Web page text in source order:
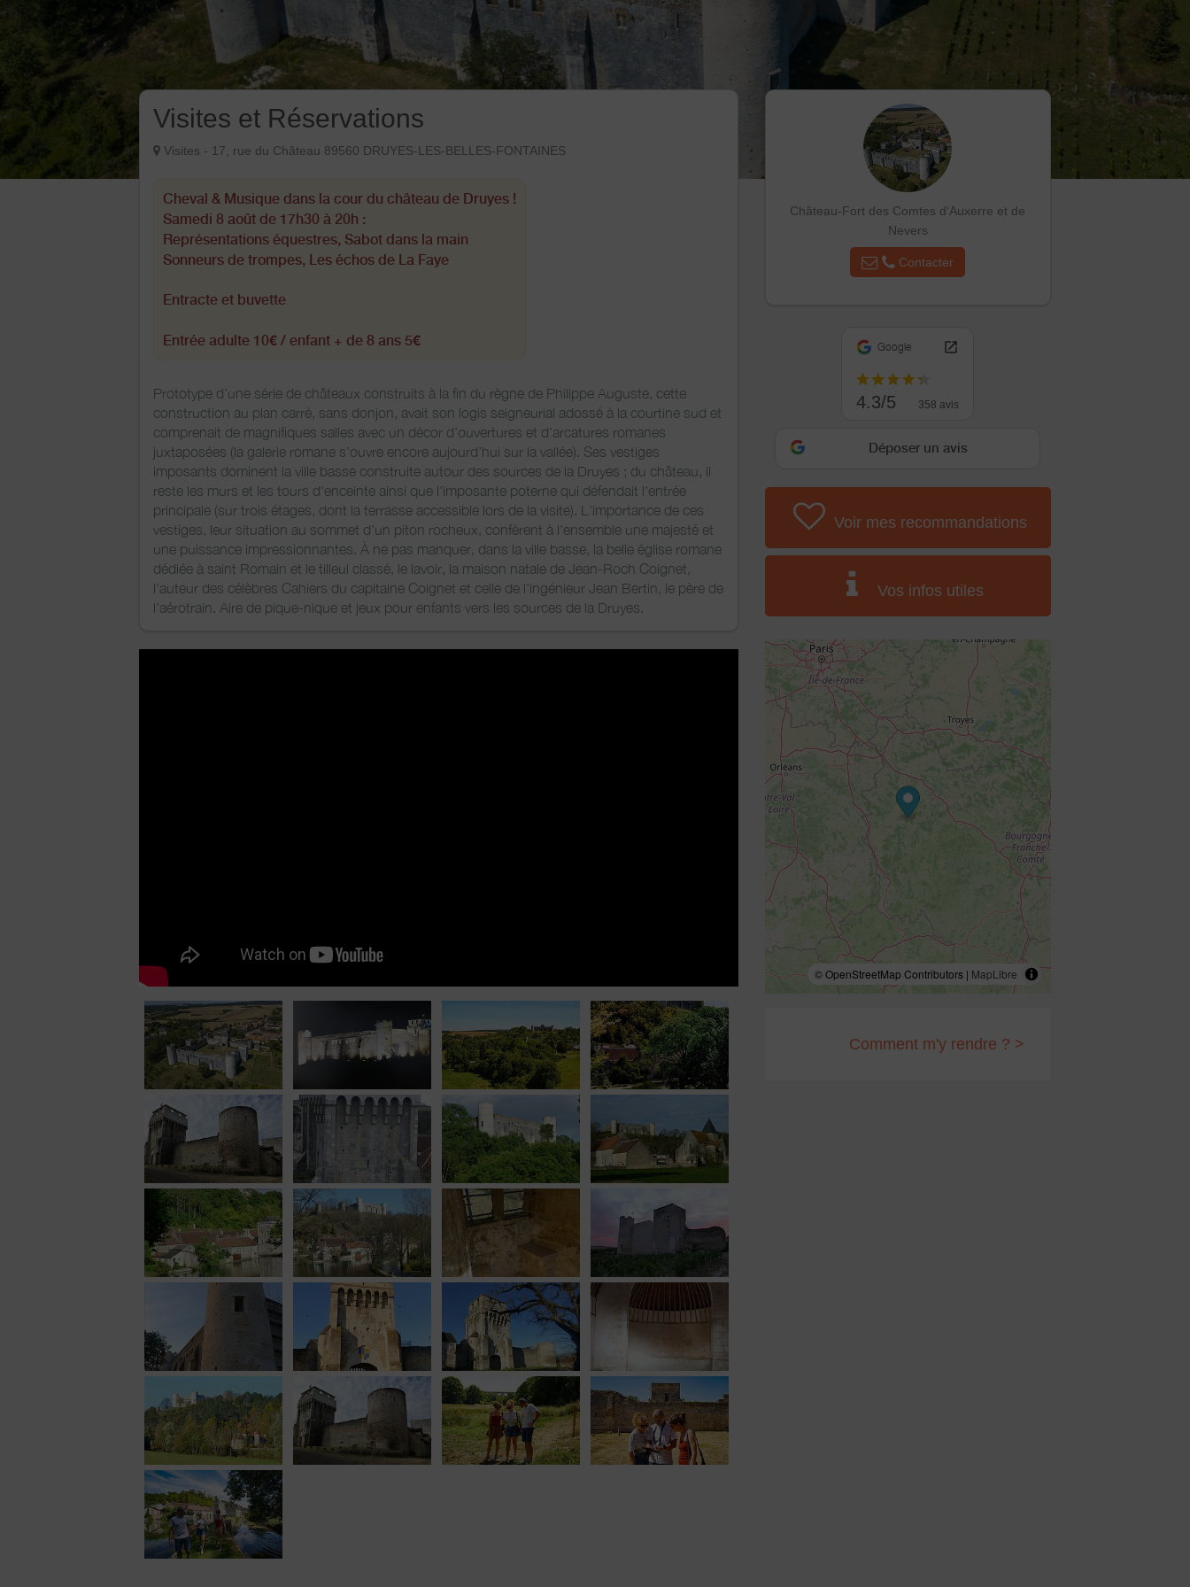
Visites et Réservations
Visites - 17, rue du Château 89560 DRUYES-LES-BELLES-FONTAINES
Cheval & Musique dans la cour du château de Druyes !
Samedi 8 août de 17h30 à 20h :
Représentations équestres, Sabot dans la main
Sonneurs de trompes, Les échos de La Faye
Entracte et buvette
Entrée adulte 10€ / enfant + de 8 ans 5€
Prototype d’une série de châteaux construits à la fin du règne de Philippe Auguste, cette
construction au plan carré, sans donjon, avait son logis seigneurial adossé à la courtine sud et
comprenait de magnifiques salles avec un décor d’ouvertures et d’arcatures romanes
juxtaposées (la galerie romane s’ouvre encore aujourd’hui sur la vallée). Ses vestiges
imposants dominent la ville basse construite autour des sources de la Druyes ; du château, il
reste les murs et les tours d'enceinte ainsi que l'imposante poterne qui défendait l'entrée
principale (sur trois étages, dont la terrasse accessible lors de la visite). L'importance de ces
vestiges, leur situation au sommet d'un piton rocheux, confèrent à l'ensemble une majesté et
une puissance impressionnantes. À ne pas manquer, dans la ville basse, la belle église romane
dédiée à saint Romain et le tilleul classé, le lavoir, la maison natale de Jean-Roch Coignet,
l'auteur des célèbres Cahiers du capitaine Coignet et celle de l'ingénieur Jean Bertin, le père de
l'aérotrain. Aire de pique-nique et jeux pour enfants vers les sources de la Druyes.
Château-Fort des Comtes d'Auxerre et de
Nevers
Contacter
Google
4.3/5 358 avis
Déposer un avis
Voir mes recommandations
Vos infos utiles
© OpenStreetMap Contributors | MapLibre
Comment m'y rendre ? >